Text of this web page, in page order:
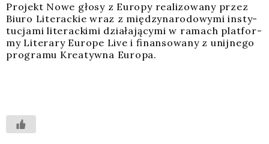
Pro­jekt Nowe gło­sy z Euro­py reali­zo­wa­ny przez
Biu­ro Lite­rac­kie wraz z mię­dzy­na­ro­do­wy­mi insty­
tu­cja­mi lite­rac­ki­mi dzia­ła­ją­cy­mi w ramach plat­for­
my Lite­ra­ry Euro­pe Live i finan­so­wa­ny z unij­ne­go
pro­gra­mu Kre­atyw­na Euro­pa.